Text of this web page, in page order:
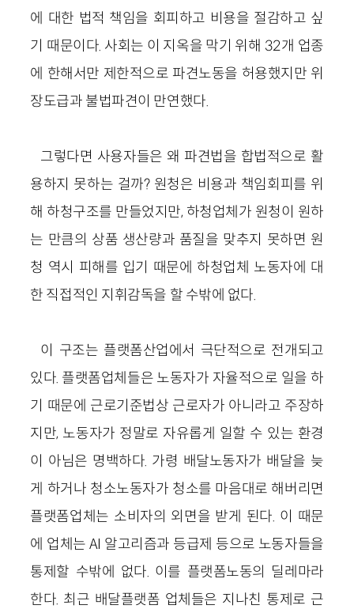
에 대한 법적 책임을 회피하고 비용을 절감하고 싶
기 때문이다. 사회는 이 지옥을 막기 위해 32개 업종
에 한해서만 제한적으로 파견노동을 허용했지만 위
장도급과 불법파견이 만연했다.
그렇다면 사용자들은 왜 파견법을 합법적으로 활
용하지 못하는 걸까? 원청은 비용과 책임회피를 위
해 하청구조를 만들었지만, 하청업체가 원청이 원하
는 만큼의 상품 생산량과 품질을 맞추지 못하면 원
청 역시 피해를 입기 때문에 하청업체 노동자에 대
한 직접적인 지휘감독을 할 수밖에 없다.
이 구조는 플랫폼산업에서 극단적으로 전개되고
있다. 플랫폼업체들은 노동자가 자율적으로 일을 하
기 때문에 근로기준법상 근로자가 아니라고 주장하
지만, 노동자가 정말로 자유롭게 일할 수 있는 환경
이 아님은 명백하다. 가령 배달노동자가 배달을 늦
게 하거나 청소노동자가 청소를 마음대로 해버리면
플랫폼업체는 소비자의 외면을 받게 된다. 이 때문
에 업체는 AI 알고리즘과 등급제 등으로 노동자들을
통제할 수밖에 없다. 이를 플랫폼노동의 딜레마라
한다. 최근 배달플랫폼 업체들은 지나친 통제로 근